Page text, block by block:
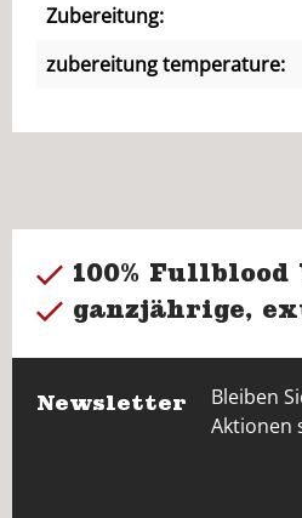
Zubereitung:
zubereitung temperature:
100%
ganzjährige,
Newsletter
Bleiben
Aktionen